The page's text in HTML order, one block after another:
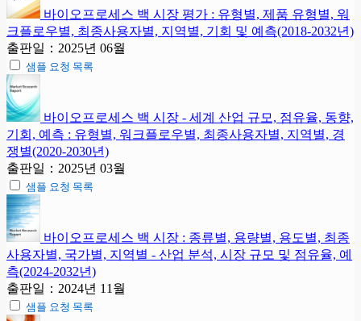
바이오프로세스 백 시장 평가 : 유형별, 제품 유형별, 워
크플로우별, 최종사용자별, 지역별, 기회 및 예측(2018-2032년)
출판일：2025년 06월
샘플 요청 목록
바이오프로세스 백 시장 - 세계 산업 규모, 점유율, 동향,
기회, 예측 : 유형별, 워크플로우별, 최종사용자별, 지역별, 경
쟁별(2020-2030년)
출판일：2025년 03월
샘플 요청 목록
바이오프로세스 백 시장 : 종류별, 용량별, 용도별, 최종
사용자별, 국가별, 지역별 - 산업 분석, 시장 규모 및 점유율, 예
측(2024-2032년)
출판일：2024년 11월
샘플 요청 목록